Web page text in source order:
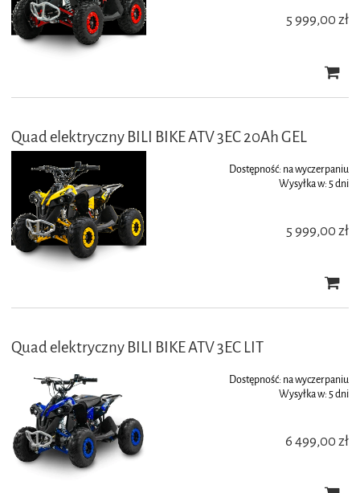
5 999,00 zł
Quad elektryczny BILI BIKE ATV 3EC 20Ah GEL
Dostępność: na wyczerpaniu
Wysyłka w:5 dni
5 999,00 zł
Quad elektryczny BILI BIKE ATV 3EC LIT
Dostępność: na wyczerpaniu
Wysyłka w:5 dni
6 499,00 zł